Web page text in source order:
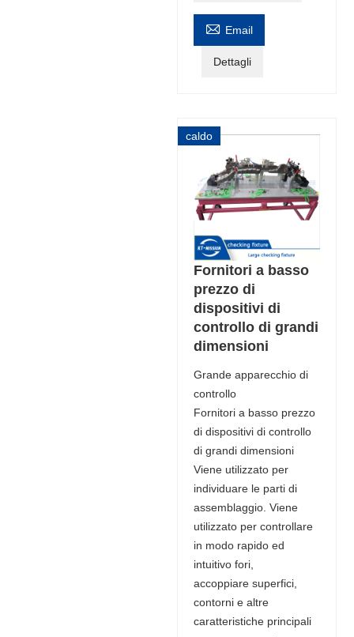
 Email
Dettagli
caldo
Fornitori a basso
prezzo di
dispositivi di
controllo di grandi
dimensioni
Grande apparecchio di
controllo
Fornitori a basso prezzo
di dispositivi di controllo
di grandi dimensioni
Viene utilizzato per
individuare le parti di
assemblaggio. Viene
utilizzato per controllare
in modo rapido ed
intuitivo fori,
accoppiare superfici,
contorni e altre
caratteristiche principali